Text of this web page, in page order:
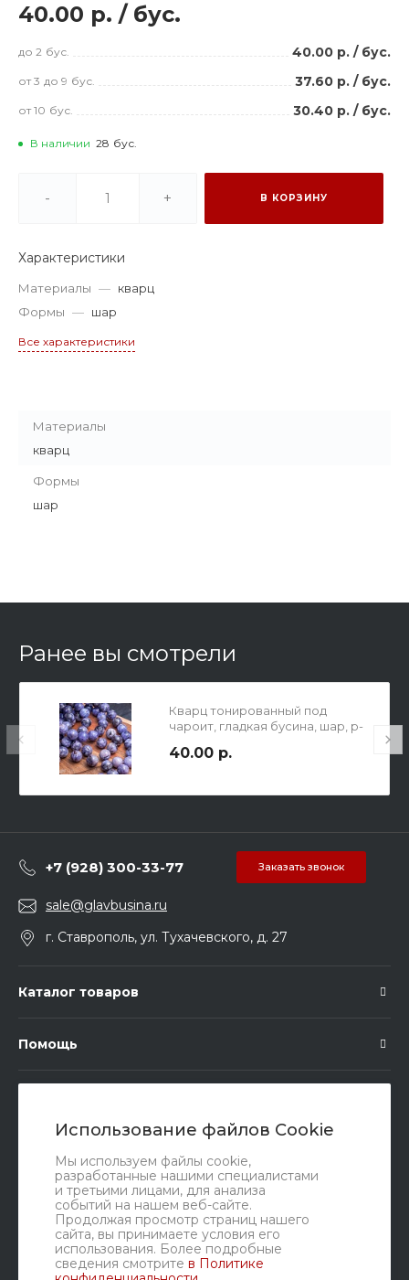
Использование файлов Cookie
Мы используем файлы cookie,
разработанные нашими специалистами
и третьими лицами, для анализа
событий на нашем веб-сайте.
Продолжая просмотр страниц нашего
сайта, вы принимаете условия его
использования. Более подробные
сведения смотрите в Политике
40.00 р. / бус.
до 2 бус. 40.00 р. / бус.
от 3 до 9 бус. 37.60 р. / бус.
от 10 бус. 30.40 р. / бус.
В наличии 28 бус.
- + В КОРЗИНУ
Характеристики
Материалы — кварц
Формы — шар
Все характеристики
Материалы
кварц
Формы
шар
Ранее вы смотрели
Кварц тонированный под
чароит, гладкая бусина, шар, р-
40.00 р.
+7 (928) 300-33-77 Заказать звонок
sale@glavbusina.ru
г. Ставрополь, ул. Тухачевского, д. 27
Каталог товаров
Помощь